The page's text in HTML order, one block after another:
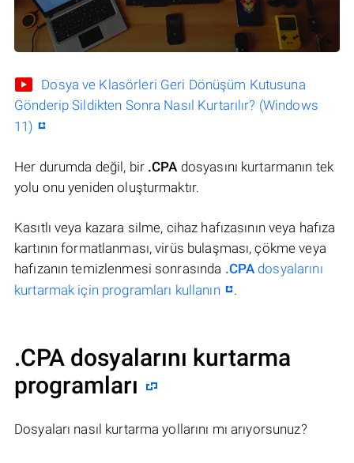
Dosya ve Klasörleri Geri Dönüşüm Kutusuna
Gönderip Sildikten Sonra Nasıl Kurtarılır? (Windows
11)
Her durumda değil, bir .CPA dosyasını kurtarmanın tek
yolu onu yeniden oluşturmaktır.
Kasıtlı veya kazara silme, cihaz hafızasının veya hafıza
kartının formatlanması, virüs bulaşması, çökme veya
hafızanın temizlenmesi sonrasında .CPA dosyalarını
kurtarmak için programları kullanın
.
.CPA dosyalarını kurtarma
programları
Dosyaları nasıl kurtarma yollarını mı arıyorsunuz?